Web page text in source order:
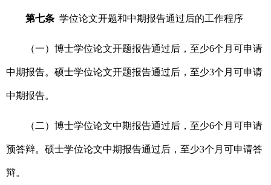
第七条 学位论文开题和中期报告通过后的工作程序
（一）博士学位论文开题报告通过后，至少6个月可申请
中期报告。硕士学位论文开题报告通过后，至少3个月可申请
中期报告。
（二）博士学位论文中期报告通过后，至少6个月可申请
预答辩。硕士学位论文中期报告通过后，至少3个月可申请答
辩。